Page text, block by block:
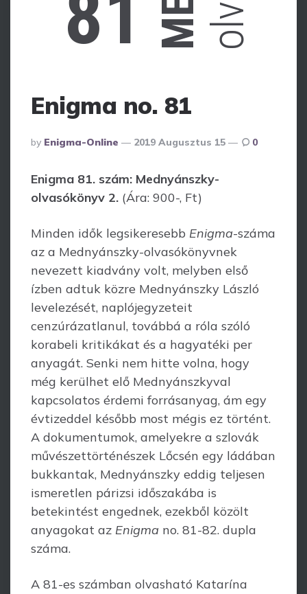
Enigma no. 81
Posted
By
By Enigma-Online 2019 Augusztus 15 0
Enigma 81. szám: Mednyánszky-
olvasókönyv 2. (Ára: 900-, Ft)
Minden idők legsikeresebb Enigma-száma
az a Mednyánszky-olvasókönyvnek
nevezett kiadvány volt, melyben első
ízben adtuk közre Mednyánszky László
levelezését, naplójegyzeteit
cenzúrázatlanul, továbbá a róla szóló
korabeli kritikákat és a hagyatéki per
anyagát. Senki nem hitte volna, hogy
még kerülhet elő Mednyánszkyval
kapcsolatos érdemi forrásanyag, ám egy
évtizeddel később most mégis ez történt.
A dokumentumok, amelyekre a szlovák
művészettörténészek Lőcsén egy ládában
bukkantak, Mednyánszky eddig teljesen
ismeretlen párizsi időszakába is
betekintést engednek, ezekből közölt
anyagokat az Enigma no. 81-82. dupla
száma.
A 81-es számban olvasható Katarína